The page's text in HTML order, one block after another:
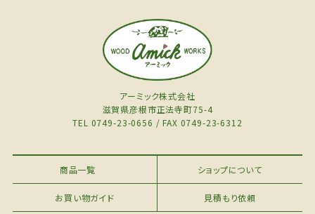
アーミック株式会社
滋賀県彦根市正法寺町75-4
TEL 0749-23-0656 / FAX 0749-23-6312
商品一覧 ショップについて
お買い物ガイド 見積もり依頼